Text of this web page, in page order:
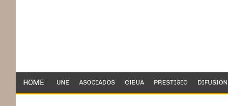
HOME UNE ASOCIADOS CIEUA PRESTIGIO DIFUSIÓN